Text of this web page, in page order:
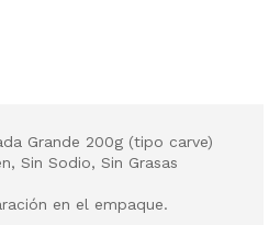
Grande 200g (tipo carve)
Sin Sodio, Sin Grasas
en el empaque.